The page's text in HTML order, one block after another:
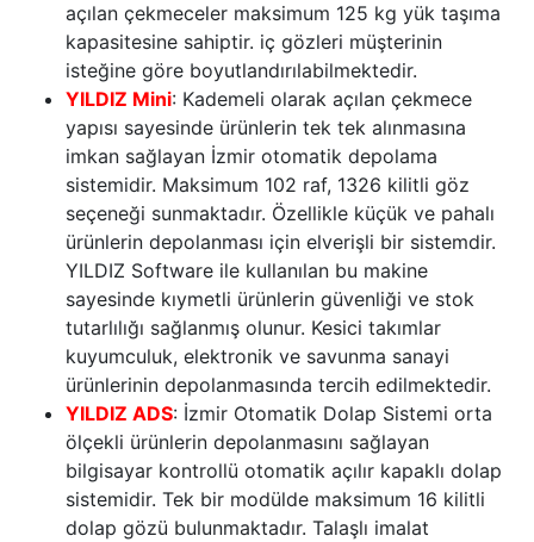
açılan çekmeceler maksimum 125 kg yük taşıma
kapasitesine sahiptir. iç gözleri müşterinin
isteğine göre boyutlandırılabilmektedir.
YILDIZ Mini: Kademeli olarak açılan çekmece
yapısı sayesinde ürünlerin tek tek alınmasına
imkan sağlayan İzmir otomatik depolama
sistemidir. Maksimum 102 raf, 1326 kilitli göz
seçeneği sunmaktadır. Özellikle küçük ve pahalı
ürünlerin depolanması için elverişli bir sistemdir.
YILDIZ Software ile kullanılan bu makine
sayesinde kıymetli ürünlerin güvenliği ve stok
tutarlılığı sağlanmış olunur. Kesici takımlar
kuyumculuk, elektronik ve savunma sanayi
ürünlerinin depolanmasında tercih edilmektedir.
YILDIZ ADS: İzmir Otomatik Dolap Sistemi orta
ölçekli ürünlerin depolanmasını sağlayan
bilgisayar kontrollü otomatik açılır kapaklı dolap
sistemidir. Tek bir modülde maksimum 16 kilitli
dolap gözü bulunmaktadır. Talaşlı imalat